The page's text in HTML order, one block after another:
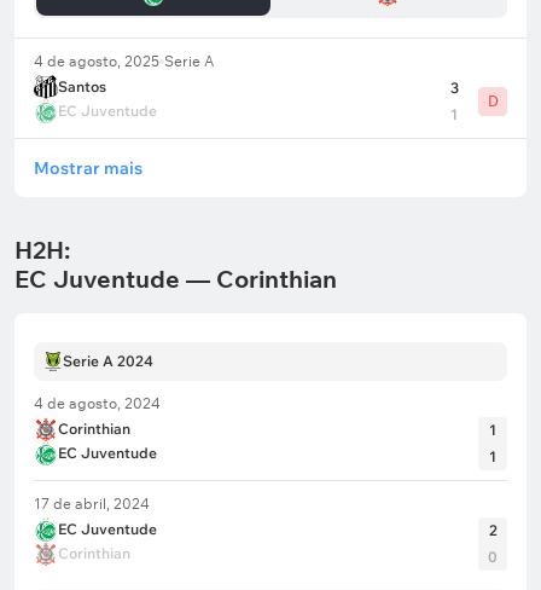
4 de agosto, 2025 Serie A
Santos
EC Juventude
3
1
D
Mostrar mais
H2H:
EC Juventude — Corinthian
Serie A 2024
4 de agosto, 2024
Corinthian
EC Juventude
1
1
17 de abril, 2024
EC Juventude
Corinthian
2
0